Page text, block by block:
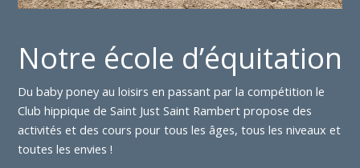
Notre école d’équitation
Du baby poney au loisirs en passant par la compétition le
Club hippique de Saint Just Saint Rambert propose des
activités et des cours pour tous les âges, tous les niveaux et
toutes les envies !